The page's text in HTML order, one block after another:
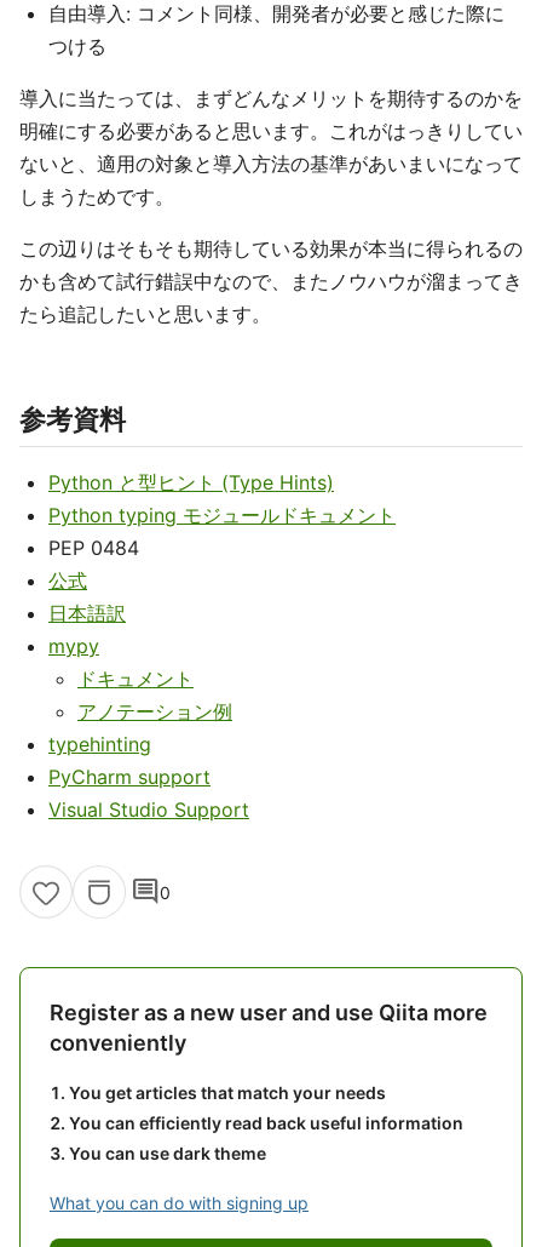
自由導入: コメント同様、開発者が必要と感じた際に
つける
導入に当たっては、まずどんなメリットを期待するのかを
明確にする必要があると思います。これがはっきりしてい
ないと、適用の対象と導入方法の基準があいまいになって
しまうためです。
この辺りはそもそも期待している効果が本当に得られるの
かも含めて試行錯誤中なので、またノウハウが溜まってき
たら追記したいと思います。
参考資料
Python と型ヒント (Type Hints)
Python typing モジュールドキュメント
PEP 0484
公式
日本語訳
mypy
ドキュメント
アノテーション例
typehinting
PyCharm support
Visual Studio Support
comment0
Register as a new user and use Qiita more
conveniently
You get articles that match your needs
You can efficiently read back useful information
You can use dark theme
What you can do with signing up